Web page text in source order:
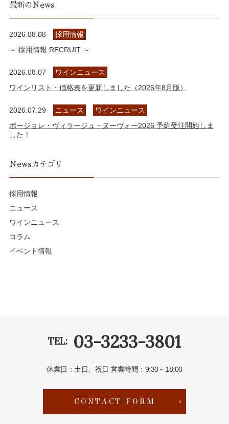
最新のNews
2026.08.08
採用情報
～ 採用情報 RECRUIT ～
2026.08.07
ワインニュース
ワインリスト・価格表を更新しました（2026年8月版）
2026.07.29 ニュース
ワインニュース
ボージョレ・ヴィラージュ・ヌーヴォー2026 予約受注開始しま
した！
Newsカテゴリ
採用情報
ニュース
ワインニュース
コラム
イベント情報
TEL: 03-3233-3801
休業日：土日、祝日営業時間：9:30～18:00
CONTACT FORM